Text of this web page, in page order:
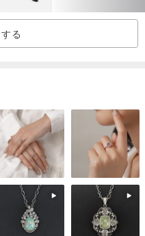
バッグ内で折り畳むことがで
7.5 cm
可）
る